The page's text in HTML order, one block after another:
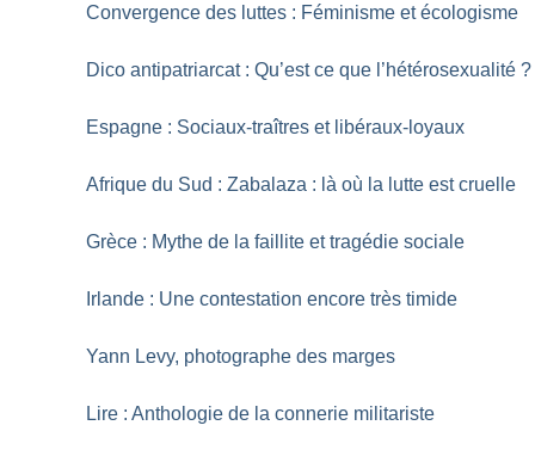
Convergence des luttes : Féminisme et écologisme
Dico antipatriarcat : Qu’est ce que l’hétérosexualité ?
Espagne : Sociaux-traîtres et libéraux-loyaux
Afrique du Sud : Zabalaza : là où la lutte est cruelle
Grèce : Mythe de la faillite et tragédie sociale
Irlande : Une contestation encore très timide
Yann Levy, photographe des marges
Lire : Anthologie de la connerie militariste